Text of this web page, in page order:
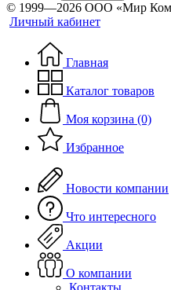
© 1999—2026 ООО «Мир
Личный кабинет
Главная
Каталог товаров
Моя корзина (0)
Избранное
Новости компании
Что интересного
Акции
О компании
Контакты